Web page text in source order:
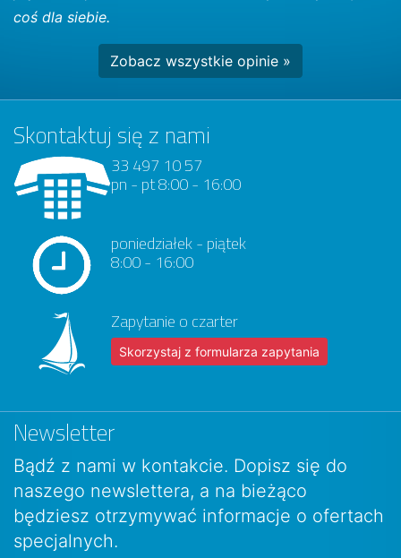
coś dla siebie.
Zobacz wszystkie opinie »
Skontaktuj się z nami
33 497 10 57
pn - pt 8:00 - 16:00
poniedziałek - piątek
8:00 - 16:00
Zapytanie o czarter
Skorzystaj z formularza zapytania
Newsletter
Bądź z nami w kontakcie. Dopisz się do
naszego newslettera, a na bieżąco
będziesz otrzymywać informacje o ofertach
specjalnych.